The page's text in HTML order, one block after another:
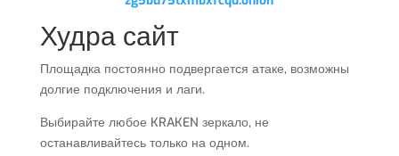
Худра сайт
Площадка постоянно подвергается атаке, возможны
долгие подключения и лаги.
Выбирайте любое KRAKEN зеркало, не
останавливайтесь только на одном.